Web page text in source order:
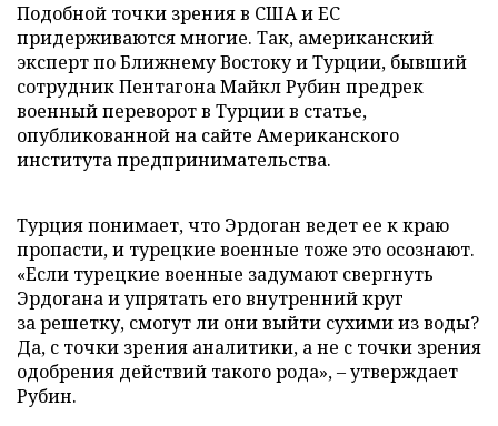
Подобной точки зрения в США и ЕС
придерживаются многие. Так, американский
эксперт по Ближнему Востоку и Турции, бывший
сотрудник Пентагона Майкл Рубин предрек
военный переворот в Турции в статье,
опубликованной на сайте Американского
института предпринимательства.
Турция понимает, что Эрдоган ведет ее к краю
пропасти, и турецкие военные тоже это осознают.
«Если турецкие военные задумают свергнуть
Эрдогана и упрятать его внутренний круг
за решетку, смогут ли они выйти сухими из воды?
Да, с точки зрения аналитики, а не с точки зрения
одобрения действий такого рода», – утверждает
Рубин.